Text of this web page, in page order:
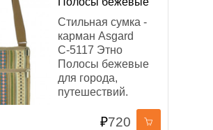
Стильная сумка -
карман Asgard
С-5117 Этно
Полосы бежевые
для города,
путешествий.
₽720